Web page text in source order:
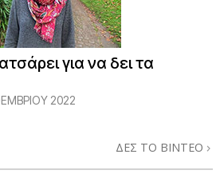
για να δει τα
2022
ΔΕΣ ΤΟ ΒΙΝΤΕΟ